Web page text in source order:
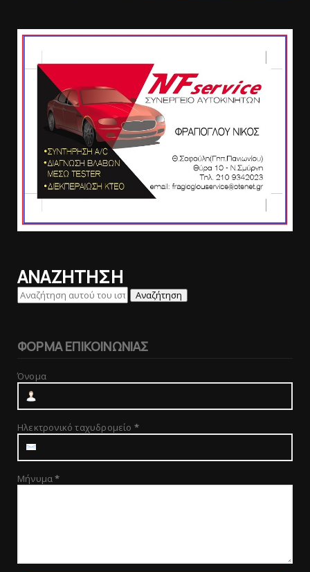
ΑΝΑΖΗΤΗΣΗ
ΦΟΡΜΑ ΕΠΙΚΟΙΝΩΝΙΑΣ
Όνομα
Ηλεκτρονικό ταχυδρομείο *
Μήνυμα*